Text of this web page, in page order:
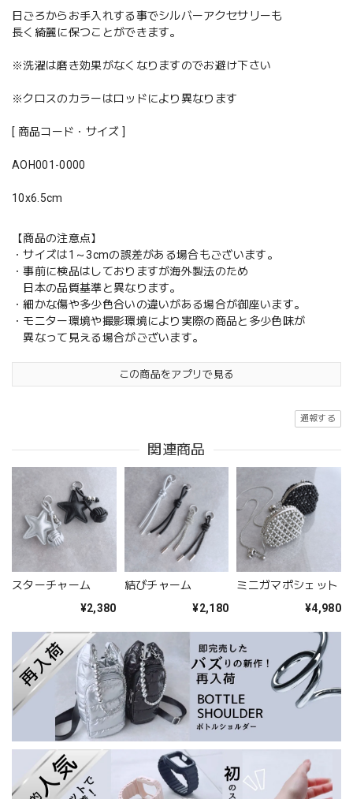
日ごろからお手入れする事でシルバーアクセサリーも
長く綺麗に保つことができます。
※洗濯は磨き効果がなくなりますのでお避け下さい
※クロスのカラーはロッドにより異なります
[ 商品コード・サイズ ]
AOH001-0000
10x6.5cm
【商品の注意点】
・サイズは1～3cmの誤差がある場合もございます。
・事前に検品はしておりますが海外製法のため
日本の品質基準と異なります。
・細かな傷や多少色合いの違いがある場合が御座います。
・モニター環境や撮影環境により実際の商品と多少色味が
異なって見える場合がございます。
この商品をアプリで見る
通報する
関連商品
スターチャーム
¥2,380
結びチャーム
¥2,180
ミニガマポシェット
¥4,980